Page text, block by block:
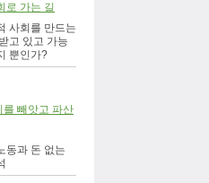
로 가는 길
사회를 만드는
고 있고 가능
뿐인가?
를 빼앗고 파산
동과 돈 없는